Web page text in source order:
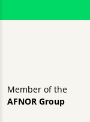
Member of the
AFNOR Group